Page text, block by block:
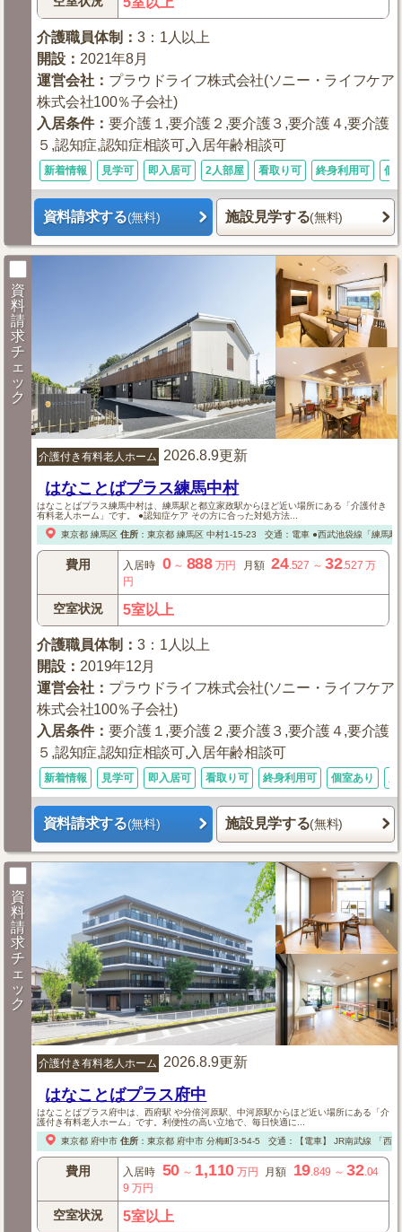
介護職員体制 ：3：1人以上
開設 ： 2021年8月
運営会社 ： プラウドライフ株式会社(ソニー・ライフケア
株式会社100％子会社)
入居条件：要介護１,要介護２,要介護３,要介護４,要介護
５,認知症,認知症相談可,入居年齢相談可
新着情報 見学可 即入居可 2人部屋 看取り可 終身利用可 個
資料請求する(無料) 施設見学する(無料)
資
料
請
求
チ
ェ
ッ
ク
介護付き有料老人ホーム 2026.8.9更新
はなことばプラス練馬中村
はなことばプラス練馬中村は、練馬駅と都立家政駅からほど近い場所にある「介護付き
有料老人ホーム」です。 ●認知症ケア その方に合った対処方法...
東京都 練馬区 住所： 東京都 練馬区中村1-15-23 交通：電車●西武池袋線「練馬
費用 入居時 0～ 888 万円 月額 24.527 ～32.527 万
円
空室状況 5室以上
介護職員体制 ：3：1人以上
開設 ： 2019年12月
運営会社 ： プラウドライフ株式会社(ソニー・ライフケア
株式会社100％子会社)
入居条件：要介護１,要介護２,要介護３,要介護４,要介護
５,認知症,認知症相談可,入居年齢相談可
新着情報 見学可 即入居可 看取り可 終身利用可 個室あり
資料請求する(無料) 施設見学する(無料)
資
料
請
求
チ
ェ
ッ
ク
介護付き有料老人ホーム 2026.8.9更新
はなことばプラス府中
はなことばプラス府中は、西府駅 や分倍河原駅、中河原駅からほど近い場所にある「介
護付き有料老人ホーム」です。利便性の高い立地で、毎日快適に...
東京都 府中市 住所： 東京都 府中市分梅町3-54-5 交通：【電車】 JR南武線 「西
費用 入居時 50 ～ 1,110 万円 月額 19.849 ～32.04
9 万円
空室状況 5室以上